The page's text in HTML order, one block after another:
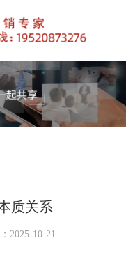
质关系
2025-10-21